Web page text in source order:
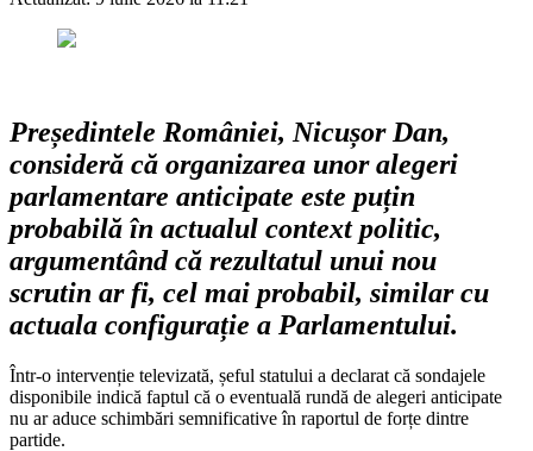
Președintele României, Nicușor Dan,
consideră că organizarea unor alegeri
parlamentare anticipate este puțin
probabilă în actualul context politic,
argumentând că rezultatul unui nou
scrutin ar fi, cel mai probabil, similar cu
actuala configurație a Parlamentului.
Într-o intervenție televizată, șeful statului a declarat că sondajele
disponibile indică faptul că o eventuală rundă de alegeri anticipate
nu ar aduce schimbări semnificative în raportul de forțe dintre
partide.